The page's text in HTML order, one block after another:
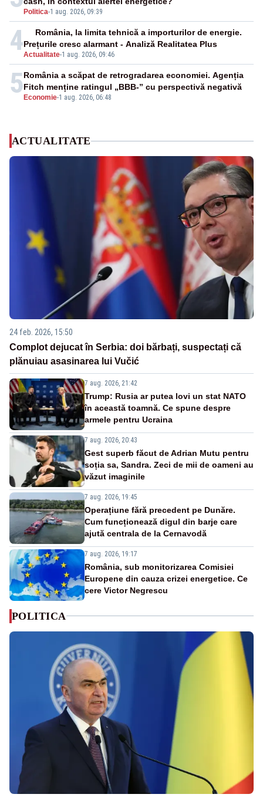
Politica-1 aug. 2026, 09:39
4Actualitate-1 aug. 2026, 09:46
România, la limita tehnică a importurilor de energie.
Prețurile cresc alarmant - Analiză Realitatea Plus
5 Economie-1 aug. 2026, 06:48
România a scăpat de retrogradarea economiei. Agenția
Fitch menține ratingul „BBB-” cu perspectivă negativă
ACTUALITATE
24 feb. 2026, 15:50
Complot dejucat în Serbia: doi bărbați, suspectați că
plănuiau asasinarea lui Vučić
7 aug. 2026, 21:42
Trump: Rusia ar putea lovi un stat NATO
în această toamnă. Ce spune despre
armele pentru Ucraina
7 aug. 2026, 20:43
Gest superb făcut de Adrian Mutu pentru
soția sa, Sandra. Zeci de mii de oameni au
văzut imaginile
7 aug. 2026, 19:45
Operațiune fără precedent pe Dunăre.
Cum funcționează digul din barje care
ajută centrala de la Cernavodă
7 aug. 2026, 19:17
România, sub monitorizarea Comisiei
Europene din cauza crizei energetice. Ce
cere Victor Negrescu
POLITICA